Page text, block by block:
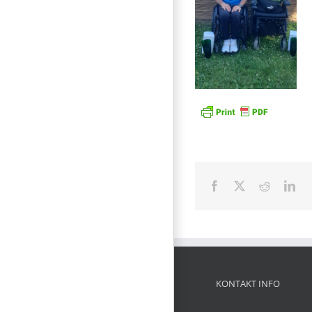
Facebook Reddit
KONTAKT INFO